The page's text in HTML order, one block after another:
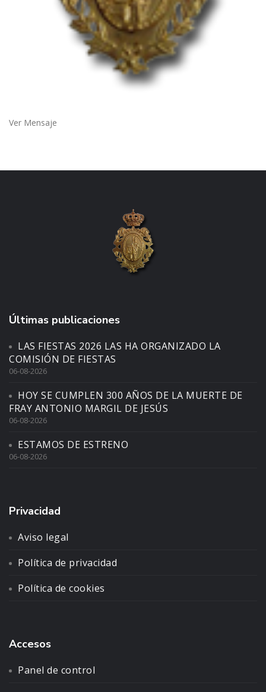
Ver Mensaje
Últimas publicaciones
LAS FIESTAS 2026 LAS HA ORGANIZADO LA
COMISIÓN DE FIESTAS
06-08-2026
HOY SE CUMPLEN 300 AÑOS DE LA MUERTE DE
FRAY ANTONIO MARGIL DE JESÚS
06-08-2026
ESTAMOS DE ESTRENO
06-08-2026
Privacidad
Aviso legal
Política de privacidad
Política de cookies
Accesos
Panel de control